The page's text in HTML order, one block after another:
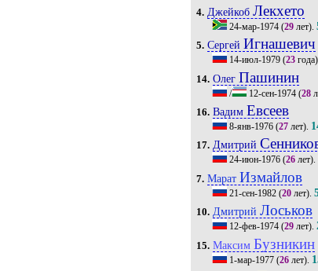
4. ДжейкобЛекхето
24-мар-1974 (29 лет).
5. Сергей Игнашевич
14-июл-1979 (23
14. Олег Пашинин
/ 12-сен-1974 (28
16. Вадим Евсеев
8-янв-1976 (27 лет).
17. Дмитрий
24-июн-1976 (26 лет).
7. Марат Измайлов
21-сен-1982 (20 лет).
10. ДмитрийЛоськов
12-фев-1974 (29 лет).
15. Максим Бузникин
1-мар-1977 (26 лет).